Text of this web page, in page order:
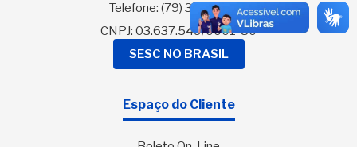
Telefone: (79) 3216-2700
CNPJ: 03.637.549/0001-80
SESC NO BRASIL
Espaço do Cliente